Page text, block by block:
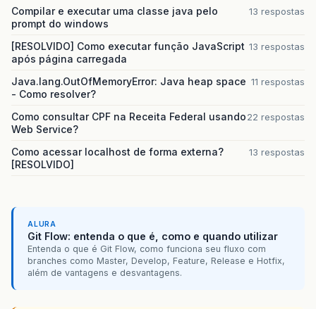
Compilar e executar uma classe java pelo
prompt do windows
13 respostas
[RESOLVIDO] Como executar função JavaScript
após página carregada
13 respostas
Java.lang.OutOfMemoryError: Java heap space
- Como resolver?
11 respostas
Como consultar CPF na Receita Federal usando
Web Service?
22 respostas
Como acessar localhost de forma externa?
[RESOLVIDO]
13 respostas
ALURA
Git Flow: entenda o que é, como e quando utilizar
Entenda o que é Git Flow, como funciona seu fluxo com
branches como Master, Develop, Feature, Release e Hotfix,
além de vantagens e desvantagens.